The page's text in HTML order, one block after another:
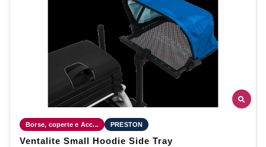
Borse, coperte e Acc... PRESTON
Ventalite Small Hoodie Side Tray